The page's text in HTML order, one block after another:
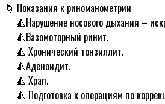
🌀 Показания к риноманометрии
ᅠ 🔺Нарушение носового дыхания –
ᅠ 🔺Вазомоторный ринит.
ᅠ 🔺 Хронический тонзиллит.
ᅠ 🔺Аденоидит.
ᅠ 🔺 Храп.
ᅠ 🔺 Подготовка к операциям по